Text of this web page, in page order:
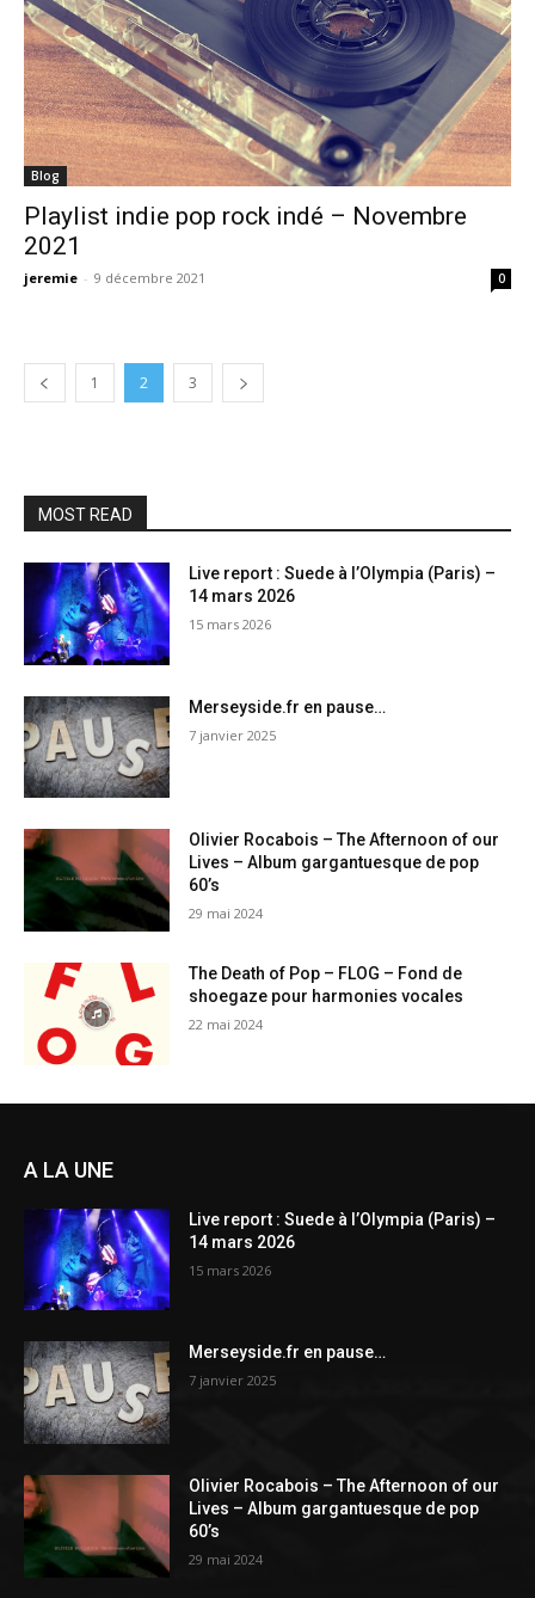
Blog
Playlist indie pop rock indé – Novembre
2021
jeremie - 9 décembre 2021 0
1 2 3
MOST READ
Live report : Suede à l’Olympia (Paris) –
14 mars 2026
15 mars 2026
Merseyside.fr en pause…
7 janvier 2025
Olivier Rocabois – The Afternoon of our
Lives – Album gargantuesque de pop
60’s
29 mai 2024
The Death of Pop – FLOG – Fond de
shoegaze pour harmonies vocales
22 mai 2024
A LA UNE
Live report : Suede à l’Olympia (Paris) –
14 mars 2026
15 mars 2026
Merseyside.fr en pause…
7 janvier 2025
Olivier Rocabois – The Afternoon of our
Lives – Album gargantuesque de pop
60’s
29 mai 2024